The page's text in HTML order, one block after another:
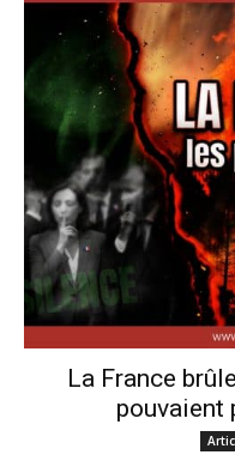
La France
pouvaient